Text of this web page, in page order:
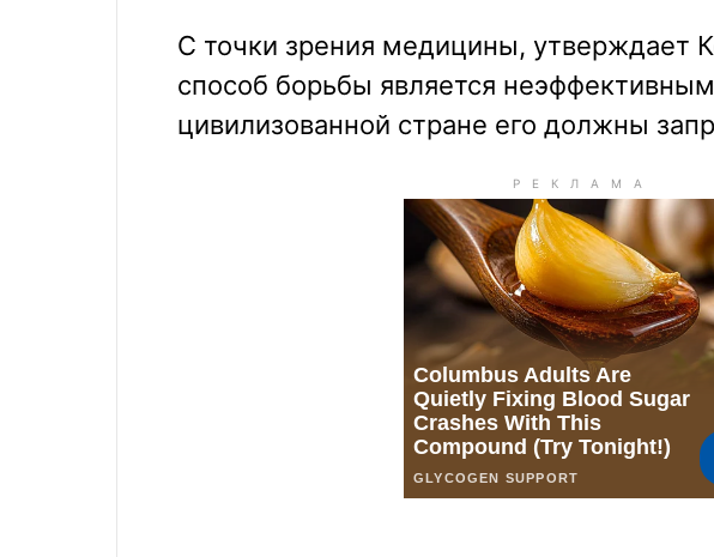
С точки зрения медицины, утверждает
способ борьбы является
цивилизованной стране его должны